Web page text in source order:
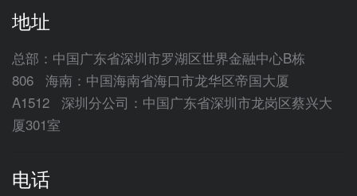
地址
总部：中国广东省深圳市罗湖区世界金融中心B栋
806 海南：中国海南省海口市龙华区帝国大厦
A1512 深圳分公司：中国广东省深圳市龙岗区蔡兴大
厦301室
电话